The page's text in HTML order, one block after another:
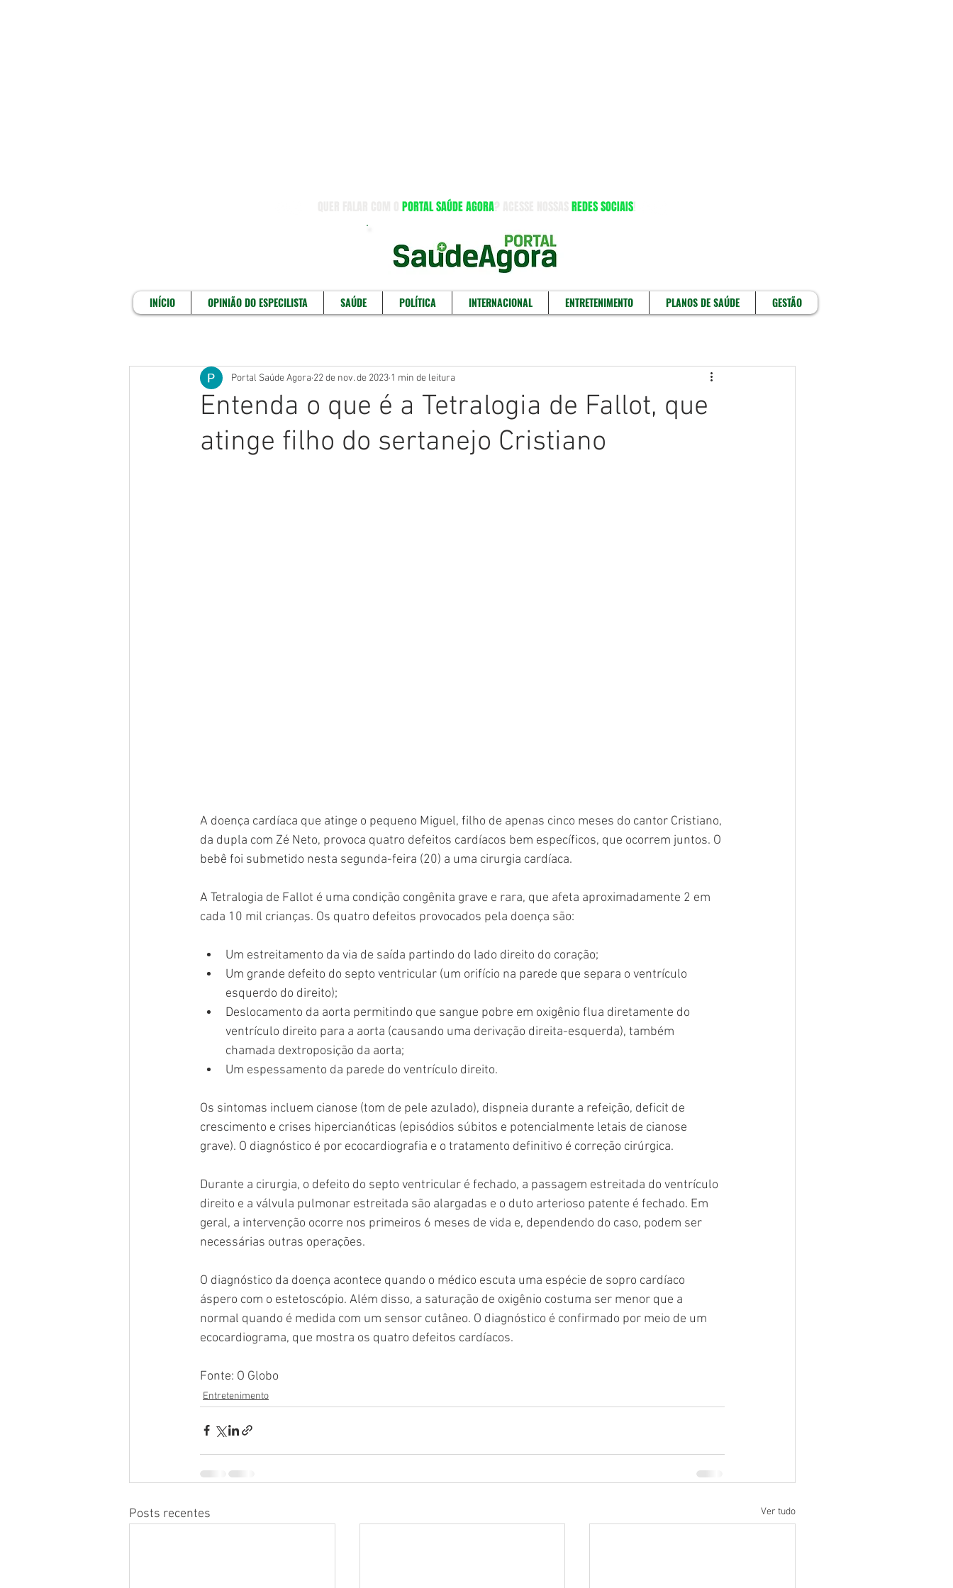
PORTAL SAÚDE AGORA? ACESSE NOSSAS REDES SOCIAIS!
INÍCIO
INÍCIO OPINIÃO DO ESPECILISTA SAÚDE POLÍTICA INTERNACIONAL ENTRETENIMENTO PLANOS DE SAÚDE GESTÃO
Entenda o que é a Tetralogia de Fallot, que
atinge filho do sertanejo Cristiano
Portal Saúde Agora 22 de nov. de 2023 1 min de leitura
A doença cardíaca que atinge o pequeno Miguel, filho de apenas cinco meses do cantor Cristiano,
da dupla com Zé Neto, provoca quatro defeitos cardíacos bem específicos, que ocorrem juntos. O
bebê foi submetido nesta segunda-feira (20) a uma cirurgia cardíaca.
A Tetralogia de Fallot é uma condição congênita grave e rara, que afeta aproximadamente 2 em
cada 10 mil crianças. Os quatro defeitos provocados pela doença são:
Um estreitamento da via de saída partindo do lado direito do coração;
Um grande defeito do septo ventricular (um orifício na parede que separa o ventrículo
esquerdo do direito);
Deslocamento da aorta permitindo que sangue pobre em oxigênio flua diretamente do
ventrículo direito para a aorta (causando uma derivação direita-esquerda), também
chamada dextroposição da aorta;
Um espessamento da parede do ventrículo direito.
Os sintomas incluem cianose (tom de pele azulado), dispneia durante a refeição, deficit de
crescimento e crises hipercianóticas (episódios súbitos e potencialmente letais de cianose
grave). O diagnóstico é por ecocardiografia e o tratamento definitivo é correção cirúrgica.
Durante a cirurgia, o defeito do septo ventricular é fechado, a passagem estreitada do ventrículo
direito e a válvula pulmonar estreitada são alargadas e o duto arterioso patente é fechado. Em
geral, a intervenção ocorre nos primeiros 6 meses de vida e, dependendo do caso, podem ser
necessárias outras operações.
O diagnóstico da doença acontece quando o médico escuta uma espécie de sopro cardíaco
áspero com o estetoscópio. Além disso, a saturação de oxigênio costuma ser menor que a
normal quando é medida com um sensor cutâneo. O diagnóstico é confirmado por meio de um
ecocardiograma, que mostra os quatro defeitos cardíacos.
Fonte: O Globo
Entretenimento
Posts recentes Ver tudo